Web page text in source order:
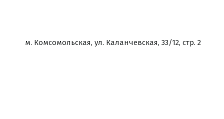
м. Комсомольская, ул. Каланчевская, 33/12, стр. 2